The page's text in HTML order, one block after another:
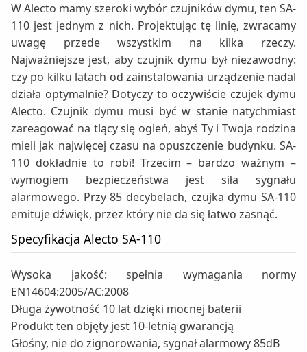
W Alecto mamy szeroki wybór czujników dymu, ten SA-
110 jest jednym z nich. Projektując tę linię, zwracamy
uwagę przede wszystkim na kilka rzeczy.
Najważniejsze jest, aby czujnik dymu był niezawodny:
czy po kilku latach od zainstalowania urządzenie nadal
działa optymalnie? Dotyczy to oczywiście czujek dymu
Alecto. Czujnik dymu musi być w stanie natychmiast
zareagować na tlący się ogień, abyś Ty i Twoja rodzina
mieli jak najwięcej czasu na opuszczenie budynku. SA-
110 dokładnie to robi! Trzecim – bardzo ważnym –
wymogiem bezpieczeństwa jest siła sygnału
alarmowego. Przy 85 decybelach, czujka dymu SA-110
emituje dźwięk, przez który nie da się łatwo zasnąć.
Specyfikacja Alecto SA-110
Wysoka jakość: spełnia wymagania normy
EN14604:2005/AC:2008
Długa żywotność 10 lat dzięki mocnej baterii
Produkt ten objęty jest 10-letnią gwarancją
Głośny, nie do zignorowania, sygnał alarmowy 85dB